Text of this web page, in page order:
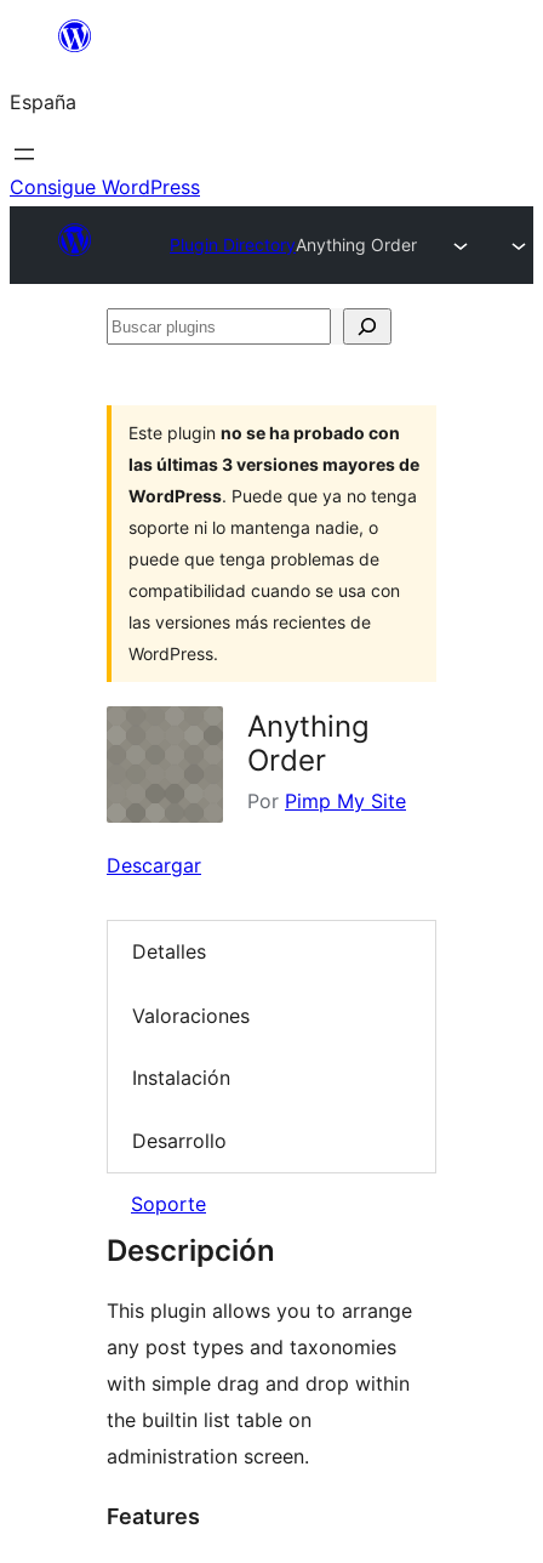
Saltar
contenido
España
Consigue WordPress
Plugin DirectoryAnything Order
Buscar
Este plugin no se ha probado con
las últimas 3 versiones mayores de
WordPress. Puede que ya no tenga
soporte ni lo mantenga nadie, o
puede que tenga problemas de
compatibilidad cuando se usa con
las versiones más recientes de
WordPress.
Anything
Order
Por Pimp My Site
Descargar
Detalles
Valoraciones
Instalación
Desarrollo
Soporte
Descripción
This plugin allows you to arrange
any post types and taxonomies
with simple drag and drop within
the builtin list table on
administration screen.
Features